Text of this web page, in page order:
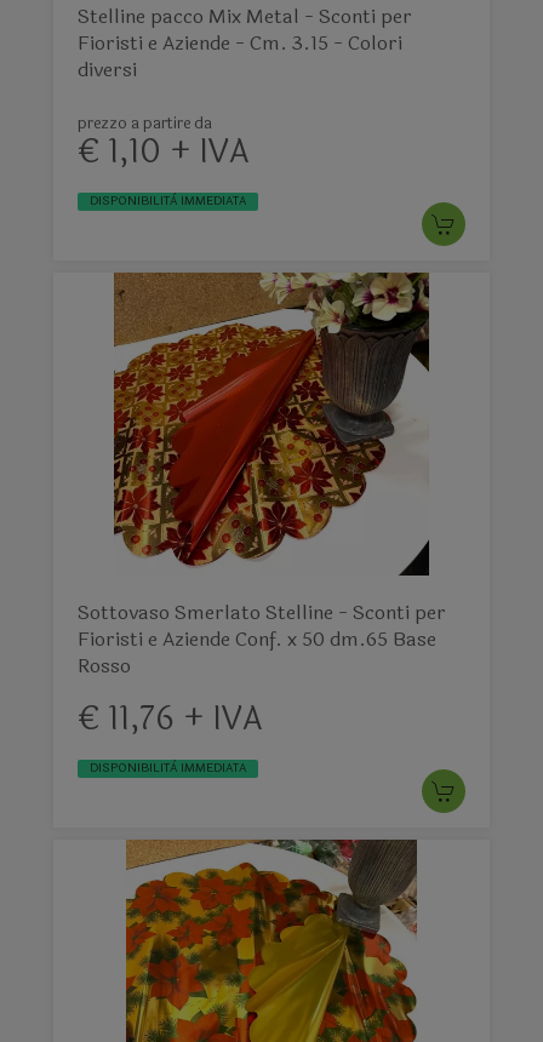
Stelline pacco Mix Metal - Sconti per
Fioristi e Aziende - Cm. 3.15 - Colori
diversi
prezzo a partire da
€ 1,10 + IVA
DISPONIBILITÀ IMMEDIATA
Sottovaso Smerlato Stelline - Sconti per
Fioristi e Aziende Conf. x 50 dm.65 Base
Rosso
€ 11,76 + IVA
DISPONIBILITÀ IMMEDIATA